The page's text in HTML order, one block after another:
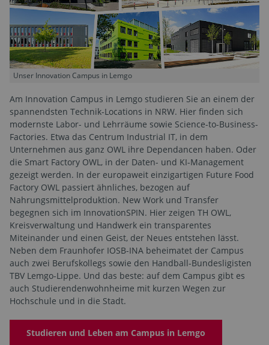
Unser Innovation Campus in Lemgo
Am Innovation Campus in Lemgo studieren Sie an einem der
spannendsten Technik-Locations in NRW. Hier finden sich
modernste Labor- und Lehrräume sowie Science-to-Business-
Factories. Etwa das Centrum Industrial IT, in dem
Unternehmen aus ganz OWL ihre Dependancen haben. Oder
die Smart Factory OWL, in der Daten- und KI-Management
gezeigt werden. In der europaweit einzigartigen Future Food
Factory OWL passiert ähnliches, bezogen auf
Nahrungsmittelproduktion. New Work und Transfer
begegnen sich im InnovationSPIN. Hier zeigen TH OWL,
Kreisverwaltung und Handwerk ein transparentes
Miteinander und einen Geist, der Neues entstehen lässt.
Neben dem Fraunhofer IOSB-INA beheimatet der Campus
auch zwei Berufskollegs sowie den Handball-Bundesligisten
TBV Lemgo-Lippe. Und das beste: auf dem Campus gibt es
auch Studierendenwohnheime mit kurzen Wegen zur
Hochschule und in die Stadt.
Studieren und Leben am Campus in Lemgo